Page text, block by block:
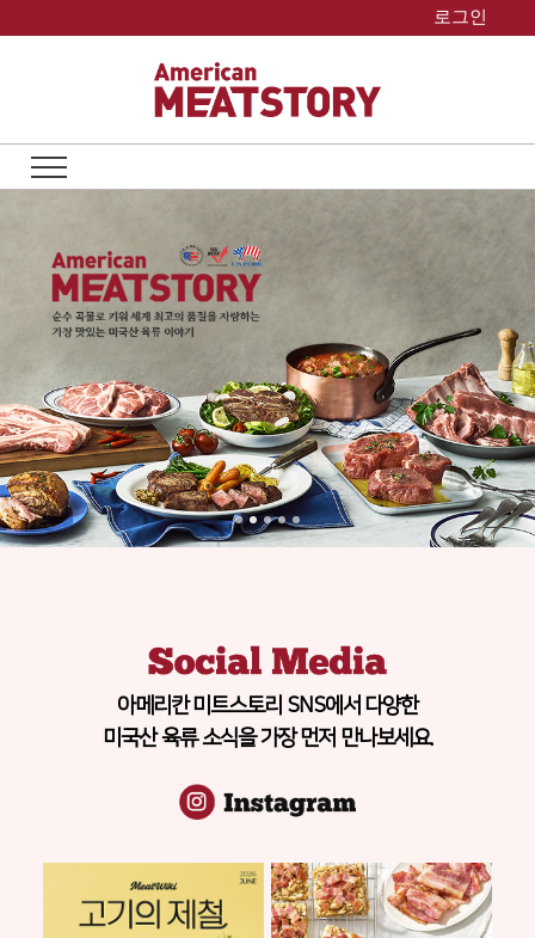
로그인
아메리칸 미트스토리 SNS에서 다양한
미국산 육류 소식을 가장 먼저 만나보세요.